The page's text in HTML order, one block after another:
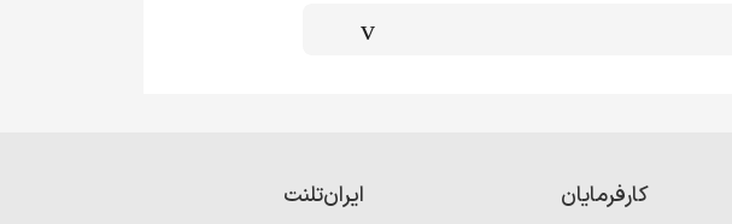
کارفرمایان ایران‌تلنت